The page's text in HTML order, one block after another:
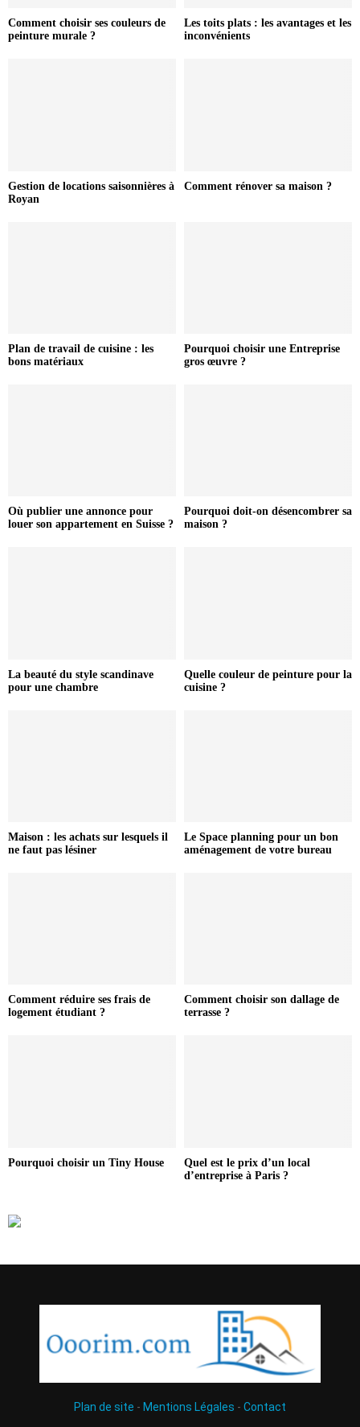
Comment choisir ses couleurs de
peinture murale ?
Les toits plats : les avantages et les
inconvénients
Gestion de locations saisonnières à
Royan
Comment rénover sa maison ?
Plan de travail de cuisine : les
bons matériaux
Pourquoi choisir une Entreprise
gros œuvre ?
Où publier une annonce pour
louer son appartement en Suisse ?
Pourquoi doit-on désencombrer sa
maison ?
La beauté du style scandinave
pour une chambre
Quelle couleur de peinture pour la
cuisine ?
Maison : les achats sur lesquels il
ne faut pas lésiner
Le Space planning pour un bon
aménagement de votre bureau
Comment réduire ses frais de
logement étudiant ?
Comment choisir son dallage de
terrasse ?
Pourquoi choisir un Tiny House
Quel est le prix d’un local
d’entreprise à Paris ?
Plan de site - Mentions Légales - Contact